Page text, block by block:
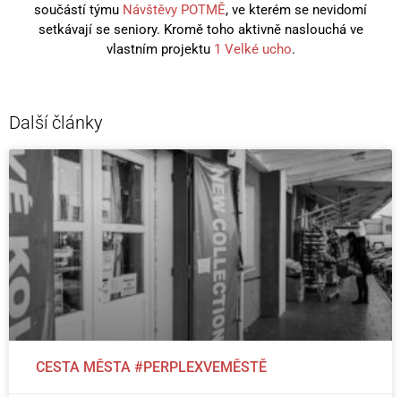
součástí týmu Návštěvy POTMĚ, ve kterém se nevidomí
setkávají se seniory. Kromě toho aktivně naslouchá ve
vlastním projektu 1 Velké ucho.
Další články
CESTA MĚSTA #PERPLEXVEMĚSTĚ